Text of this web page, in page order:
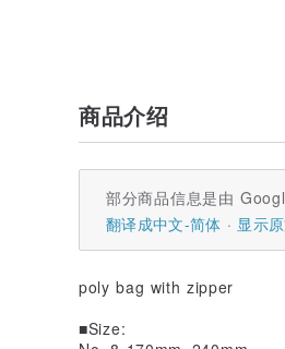
商品介绍
部分商品信息是由
翻译成中文-简体
显示
poly bag with zipper
■Size: